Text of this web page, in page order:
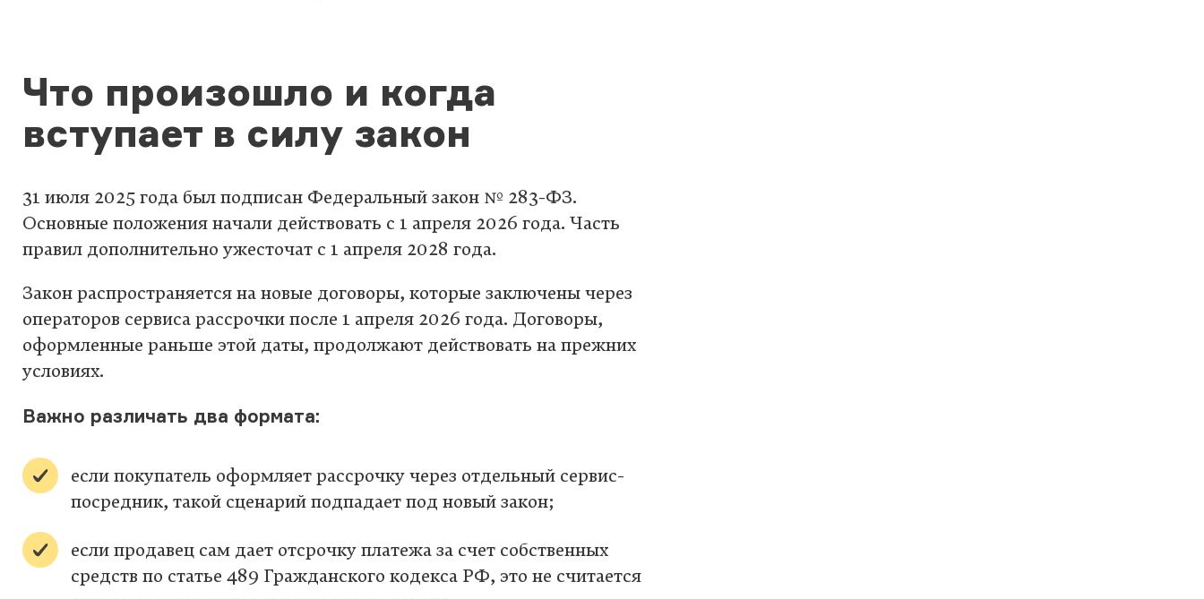
Что произошло и когда
вступает в силу закон
31 июля 2025 года был подписан Федеральный закон № 283-ФЗ.
Основные положения начали действовать с 1 апреля 2026 года. Часть
правил дополнительно ужесточат с 1 апреля 2028 года.
Закон распространяется на новые договоры, которые заключены через
операторов сервиса рассрочки после 1 апреля 2026 года. Договоры,
оформленные раньше этой даты, продолжают действовать на прежних
условиях.
Важно различать два формата:
если покупатель оформляет рассрочку через отдельный сервис-
посредник, такой сценарий подпадает под новый закон;
если продавец сам дает отсрочку платежа за счет собственных
средств по статье 489 Гражданского кодекса РФ, это не считается